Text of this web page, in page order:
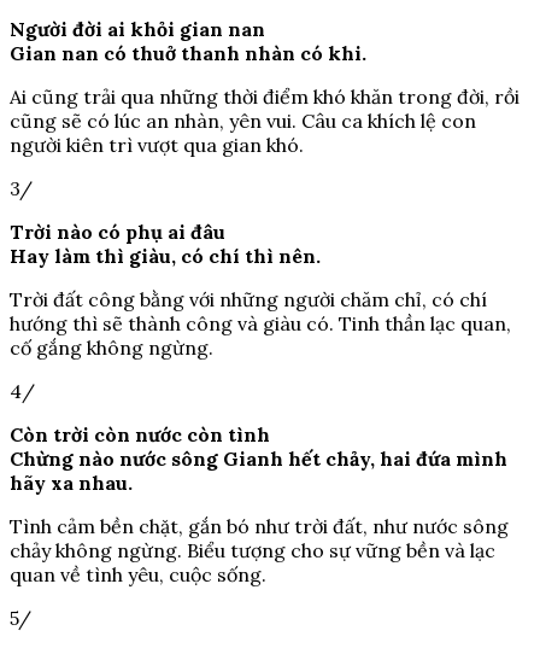
Người đời ai khỏi gian nan
Gian nan có thuở thanh nhàn có khi.
Ai cũng trải qua những thời điểm khó khăn trong đời, rồi
cũng sẽ có lúc an nhàn, yên vui. Câu ca khích lệ con
người kiên trì vượt qua gian khó.
3/
Trời nào có phụ ai đâu
Hay làm thì giàu, có chí thì nên.
Trời đất công bằng với những người chăm chỉ, có chí
hướng thì sẽ thành công và giàu có. Tinh thần lạc quan,
cố gắng không ngừng.
4/
Còn trời còn nước còn tình
Chừng nào nước sông Gianh hết chảy, hai đứa mình
hãy xa nhau.
Tình cảm bền chặt, gắn bó như trời đất, như nước sông
chảy không ngừng. Biểu tượng cho sự vững bền và lạc
quan về tình yêu, cuộc sống.
5/